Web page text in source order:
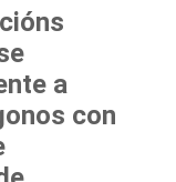
a
con